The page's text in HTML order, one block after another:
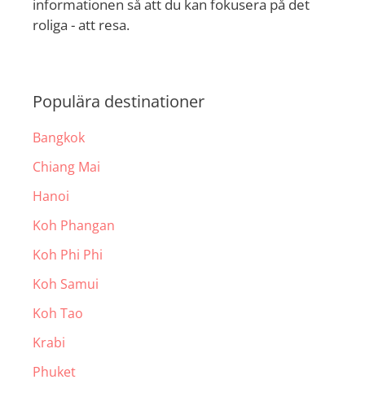
informationen så att du kan fokusera på det
roliga - att resa.
Populära destinationer
Bangkok
Chiang Mai
Hanoi
Koh Phangan
Koh Phi Phi
Koh Samui
Koh Tao
Krabi
Phuket